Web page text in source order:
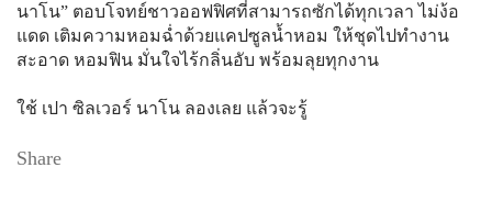
นาโน” ตอบโจทย์ชาวออฟฟิศที่สามารถซักได้ทุกเวลา ไม่ง้อ
แดด เติมความหอมฉ่ำด้วยแคปซูลน้ำหอม ให้ชุดไปทำงาน
สะอาด หอมฟิน มั่นใจไร้กลิ่นอับ พร้อมลุยทุกงาน
ใช้ เปา ซิลเวอร์ นาโน ลองเลย แล้วจะรู้
Share